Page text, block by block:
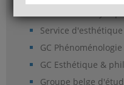
Service d'esthétique
GC Phénoménologie
GC Esthétique &
Groupe belge